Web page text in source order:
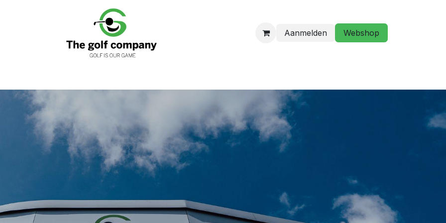
Aanmelden Webshop